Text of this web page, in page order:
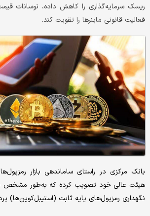
ریسک سرمایه‌گذاری را کاهش داده، نوسانات
فعالیت قانونی ماینرها را تقویت کند.
بانک مرکزی در راستای ساماندهی بازار
هیئت عالی خود تصویب کرده که به‌طور مشخص
نگهداری رمزپول‌های پایه ثابت (استیبل‌کوین‌ها)